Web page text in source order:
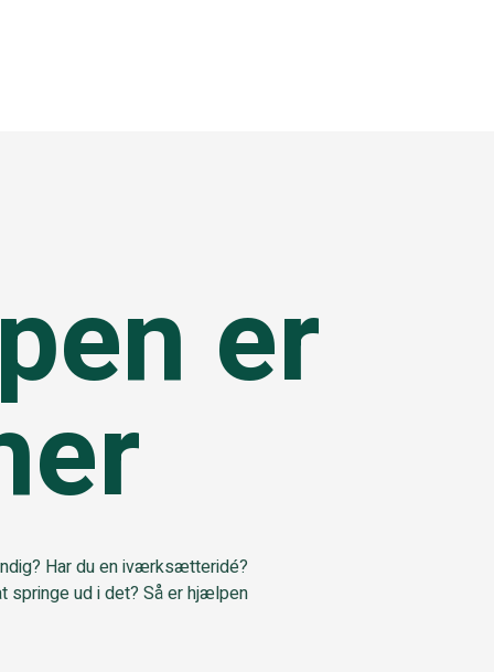
er
Har du en iværksætteridé?
springe ud i det? Så er hjælpen